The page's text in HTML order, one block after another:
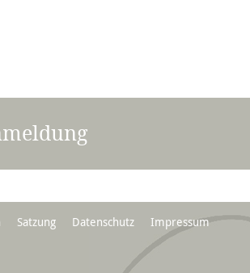
Satzung Datenschutz Impressum